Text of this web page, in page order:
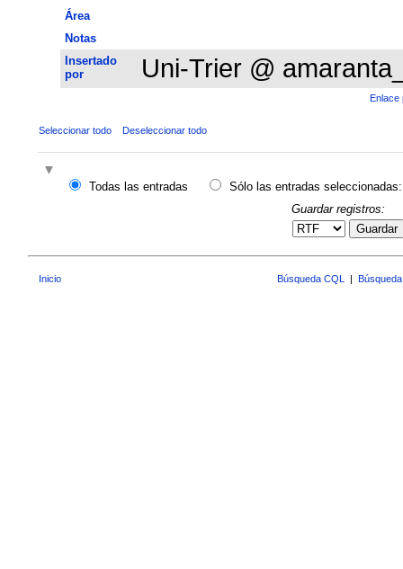
Área
Notas
Insertado
por
Uni-Trier @
Enlace
Seleccionar todo Deseleccionar todo
Todas las entradas
Sólo las entradas seleccionadas:
Guardar registros:
Guardar
Inicio Búsqueda CQL